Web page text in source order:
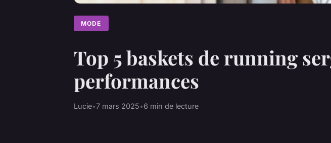
MODE
Top 5 baskets de running
performances
Lucie•7 mars 2025•6 min de lecture